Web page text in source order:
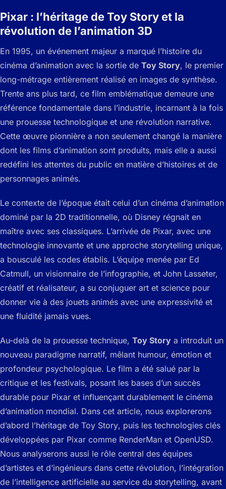
Pixar : l’héritage de Toy Story et la
révolution de l’animation 3D
En 1995, un événement majeur a marqué l’histoire du
cinéma d’animation avec la sortie de Toy Story, le premier
long-métrage entièrement réalisé en images de synthèse.
Trente ans plus tard, ce film emblématique demeure une
référence fondamentale dans l’industrie, incarnant à la fois
une prouesse technologique et une révolution narrative.
Cette œuvre pionnière a non seulement changé la manière
dont les films d’animation sont produits, mais elle a aussi
redéfini les attentes du public en matière d’histoires et de
personnages animés.
Le contexte de l’époque était celui d’un cinéma d’animation
dominé par la 2D traditionnelle, où Disney régnait en
maître avec ses classiques. L’arrivée de Pixar, avec une
technologie innovante et une approche storytelling unique,
a bousculé les codes établis. L’équipe menée par Ed
Catmull, un visionnaire de l’infographie, et John Lasseter,
créatif et réalisateur, a su conjuguer art et science pour
donner vie à des jouets animés avec une expressivité et
une fluidité jamais vues.
Au-delà de la prouesse technique, Toy Story a introduit un
nouveau paradigme narratif, mêlant humour, émotion et
profondeur psychologique. Le film a été salué par la
critique et les festivals, posant les bases d’un succès
durable pour Pixar et influençant durablement le cinéma
d’animation mondial. Dans cet article, nous explorerons
d’abord l’héritage de Toy Story, puis les technologies clés
développées par Pixar comme RenderMan et OpenUSD.
Nous analyserons aussi le rôle central des équipes
d’artistes et d’ingénieurs dans cette révolution, l’intégration
de l’intelligence artificielle au service du storytelling, avant